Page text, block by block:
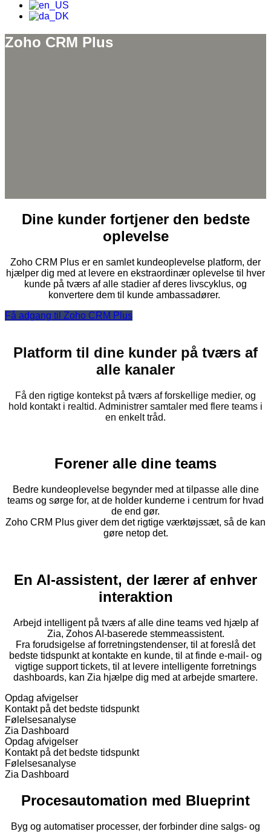
Zoho CRM Plus
Dine kunder fortjener den bedste
oplevelse
Zoho CRM Plus er en samlet kundeoplevelse platform, der
hjælper dig med at levere en ekstraordinær oplevelse til hver
kunde på tværs af alle stadier af deres livscyklus, og
konvertere dem til kunde ambassadører.
Få adgang til Zoho CRM Plus
Platform til dine kunder på tværs af
alle kanaler
Få den rigtige kontekst på tværs af forskellige medier, og
hold kontakt i realtid. Administrer samtaler med flere teams i
en enkelt tråd.
Forener alle dine teams
Bedre kundeoplevelse begynder med at tilpasse alle dine
teams og sørge for, at de holder kunderne i centrum for hvad
de end gør.
Zoho CRM Plus giver dem det rigtige værktøjssæt, så de kan
gøre netop det.
En AI-assistent, der lærer af enhver
interaktion
Arbejd intelligent på tværs af alle dine teams ved hjælp af
Zia, Zohos AI-baserede stemmeassistent.
Fra forudsigelse af forretningstendenser, til at foreslå det
bedste tidspunkt at kontakte en kunde, til at finde e-mail- og
vigtige support tickets, til at levere intelligente forretnings
dashboards, kan Zia hjælpe dig med at arbejde smartere.
Opdag afvigelser
Kontakt på det bedste tidspunkt
Følelsesanalyse
Zia Dashboard
Opdag afvigelser
Kontakt på det bedste tidspunkt
Følelsesanalyse
Zia Dashboard
Procesautomation med Blueprint
Byg og automatiser processer, der forbinder dine salgs- og